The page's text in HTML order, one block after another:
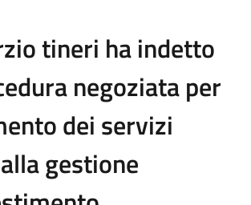
tineri ha indetto
negoziata per
dei servizi
gestione